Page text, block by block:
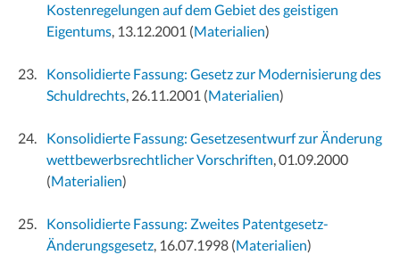
Kostenregelungen auf dem Gebiet des geistigen
Eigentums, 13.12.2001 (Materialien)
Konsolidierte Fassung: Gesetz zur Modernisierung des
Schuldrechts, 26.11.2001 (Materialien)
Konsolidierte Fassung: Gesetzesentwurf zur Änderung
wettbewerbsrechtlicher Vorschriften, 01.09.2000
(Materialien)
Konsolidierte Fassung: Zweites Patentgesetz-
Änderungsgesetz, 16.07.1998 (Materialien)